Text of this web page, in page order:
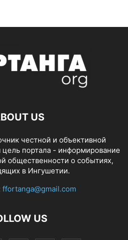
US
честной и объективной
портала - информирование
общественности о событиях,
в Ингушетии.
ffortanga@gmail.com
US